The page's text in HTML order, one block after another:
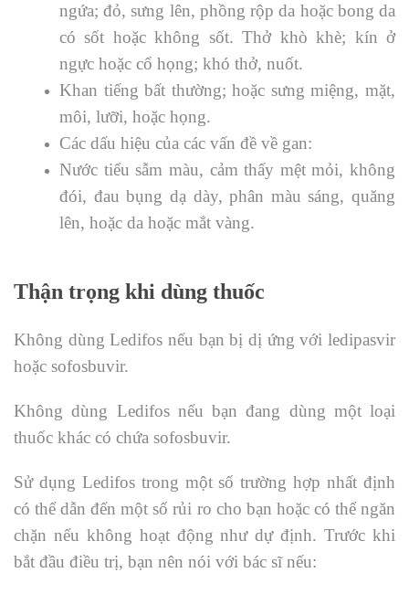
ngứa; đỏ, sưng lên, phồng rộp da hoặc bong da
có sốt hoặc không sốt. Thở khò khè; kín ở
ngực hoặc cổ họng; khó thở, nuốt.
Khan tiếng bất thường; hoặc sưng miệng, mặt,
môi, lưỡi, hoặc họng.
Các dấu hiệu của các vấn đề về gan:
Nước tiểu sẫm màu, cảm thấy mệt mỏi, không
đói, đau bụng dạ dày, phân màu sáng, quăng
lên, hoặc da hoặc mắt vàng.
Thận trọng khi dùng thuốc
Không dùng Ledifos nếu bạn bị dị ứng với ledipasvir
hoặc sofosbuvir.
Không dùng Ledifos nếu bạn đang dùng một loại
thuốc khác có chứa sofosbuvir.
Sử dụng Ledifos trong một số trường hợp nhất định
có thể dẫn đến một số rủi ro cho bạn hoặc có thể ngăn
chặn nếu không hoạt động như dự định. Trước khi
bắt đầu điều trị, bạn nên nói với bác sĩ nếu: